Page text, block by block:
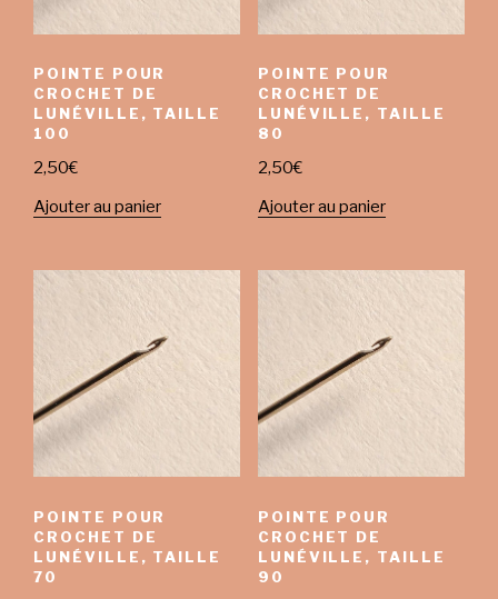
POINTE POUR
CROCHET DE
LUNÉVILLE, TAILLE
100
2,50€
Ajouter au panier
POINTE POUR
CROCHET DE
LUNÉVILLE, TAILLE
80
2,50€
Ajouter au panier
POINTE POUR
CROCHET DE
LUNÉVILLE, TAILLE
70
POINTE POUR
CROCHET DE
LUNÉVILLE, TAILLE
90